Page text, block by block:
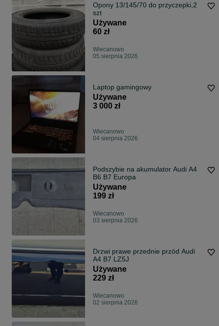
Opony 13/145/70 do przyczepki,2
szt
Używane
60 zł
Wiecanowo
05 sierpnia 2026
Laptop gamingowy
Używane
3 000 zł
Wiecanowo
04 sierpnia 2026
Podszybie na akumulator Audi A4
B6 B7 Europa
Używane
199 zł
Wiecanowo
03 sierpnia 2026
Drzwi prawe przednie przód Audi
A4 B7 LZ5J
Używane
229 zł
Wiecanowo
02 sierpnia 2026